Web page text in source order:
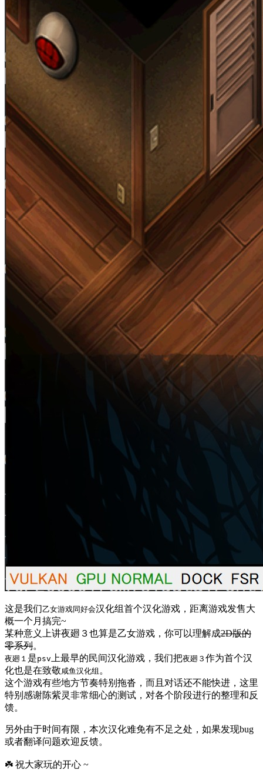
这是我们乙女游戏同好会汉化组首个汉化游戏，距离游戏发售大
概一个月搞完~
某种意义上讲夜廻３也算是乙女游戏，你可以理解成2D版的
零系列。
夜廻１ 是psv 上最早的民间汉化游戏，我们把夜廻３ 作为首个汉
化也是在致敬咸鱼汉化组 。
这个游戏有些地方节奏特别拖沓，而且对话还不能快进，这里
特别感谢陈紫灵非常细心的测试，对各个阶段进行的整理和反
馈。
另外由于时间有限，本次汉化难免有不足之处，如果发现bug
或者翻译问题欢迎反馈。
☘️ 祝大家玩的开心 ~